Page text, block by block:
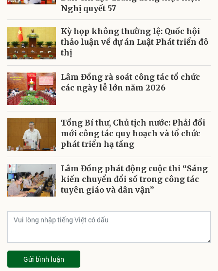
Nghị quyết 57
Kỳ họp không thường lệ: Quốc hội
thảo luận về dự án Luật Phát triển đô
thị
Lâm Đồng rà soát công tác tổ chức
các ngày lễ lớn năm 2026
Tổng Bí thư, Chủ tịch nước: Phải đổi
mới công tác quy hoạch và tổ chức
phát triển hạ tầng
Lâm Đồng phát động cuộc thi “Sáng
kiến chuyển đổi số trong công tác
tuyên giáo và dân vận”
Gửi bình luận